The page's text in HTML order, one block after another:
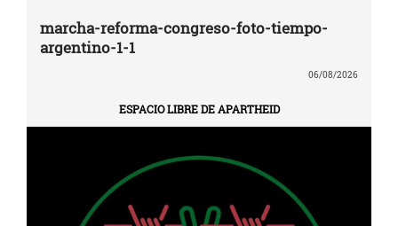
marcha-reforma-congreso-foto-tiempo-
argentino-1-1
06/08/2026
ESPACIO LIBRE DE APARTHEID